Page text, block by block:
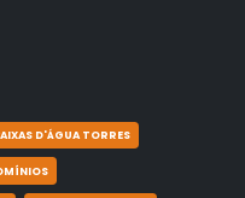
D'ÁGUA TORRES